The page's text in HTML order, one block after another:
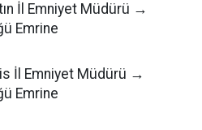
İl Emniyet Müdürü →
Emrine
İl Emniyet Müdürü →
Emrine